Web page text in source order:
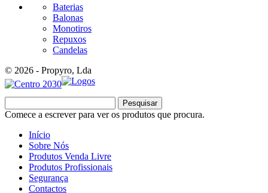
Baterias
Balonas
Monotiros
Repuxos
Candelas
© 2026 - Propyro, Lda
Pesquisar
Comece a escrever para ver os produtos que procura.
Início
Sobre Nós
Produtos Venda Livre
Produtos Profissionais
Segurança
Contactos